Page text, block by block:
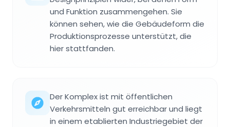
und Funktion zusammengehen. Sie
können sehen, wie die Gebäudeform die
Produktionsprozesse unterstützt, die
hier stattfanden.
Der Komplex ist mit öffentlichen
Verkehrsmitteln gut erreichbar und liegt
in einem etablierten Industriegebiet der